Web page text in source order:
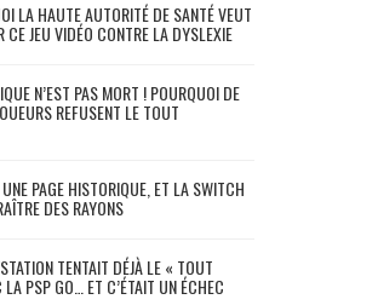
LA HAUTE AUTORITÉ DE SANTÉ VEUT
CE JEU VIDÉO CONTRE LA DYSLEXIE
N’EST PAS MORT ! POURQUOI DE
REFUSENT LE TOUT
PAGE HISTORIQUE, ET LA SWITCH
DES RAYONS
TENTAIT DÉJÀ LE « TOUT
LA PSP GO… ET C’ÉTAIT UN ÉCHEC